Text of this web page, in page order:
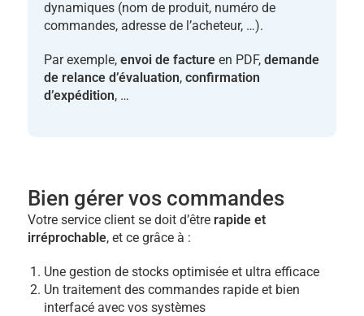
Bien gérer vos commandes
Votre service client se doit d’être rapide et
irréprochable, et ce grâce à :
Une gestion de stocks optimisée et ultra efficace
Un traitement des commandes rapide et bien
interfacé avec vos systèmes
dynamiques (nom de produit, numéro de
commandes, adresse de l’acheteur, …).
Par exemple, envoi de factureen PDF, demande
de relance d’évaluation, confirmation
d’expédition, …